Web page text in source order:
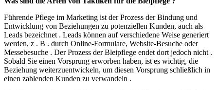
Führende Pflege im Marketing ist der Prozess der Bindung und
Entwicklung von Beziehungen zu potenziellen Kunden, auch als
Leads bezeichnet . Leads können auf verschiedene Weise generiert
werden, z . B . durch Online-Formulare, Website-Besuche oder
Messebesuche . Der Prozess der Bleipflege endet dort jedoch nicht .
Sobald Sie einen Vorsprung erworben haben, ist es wichtig, die
Beziehung weiterzuentwickeln, um diesen Vorsprung schließlich in
einen zahlenden Kunden zu verwandeln .